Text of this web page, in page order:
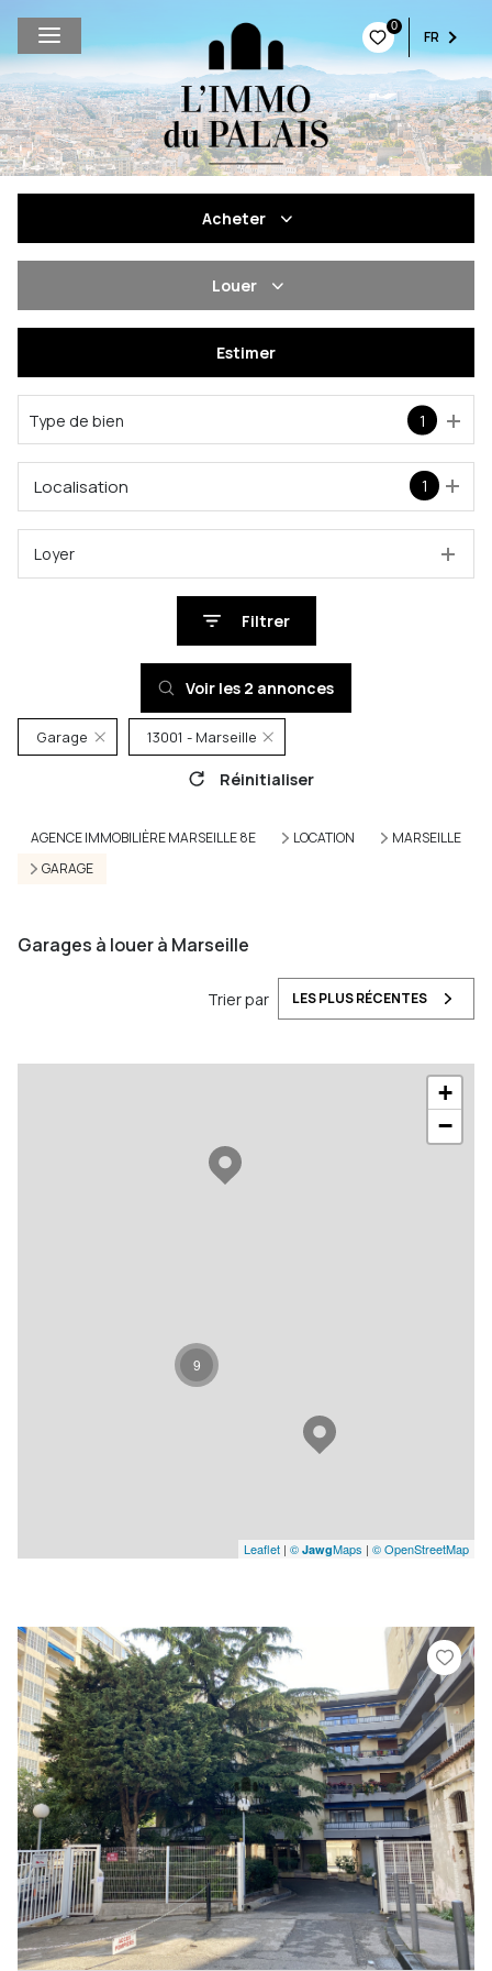
0
FR
Acheter
De l'immo pro
Louer
De l'immo pro
Estimer
Type de bien 1
1
Localisation
Loyer
Filtrer
Voir les 2 annonces
Garage 13001 - Marseille
Réinitialiser
AGENCE IMMOBILIÈRE MARSEILLE 8E LOCATION
MARSEILLE
GARAGE
Garages à louer à Marseille
Trier par LES PLUS RÉCENTES
9
+
−
Leaflet | © JawgMaps | © OpenStreetMap